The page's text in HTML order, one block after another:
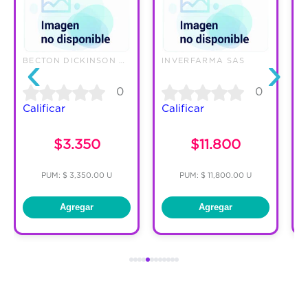
‹ 0
Calificar
$3.350
PUM: $ 3,350.00 U
Agregar
INVERFARMA SAS
0
Calificar
$11.800
PUM: $ 11,800.00 U
Agregar
›